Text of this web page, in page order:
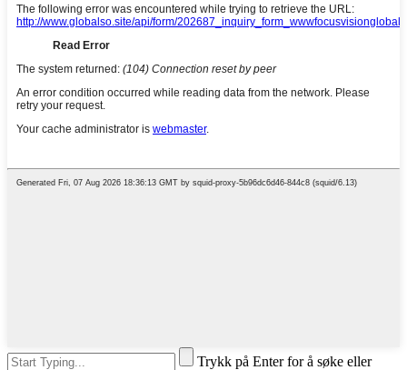
Trykk på Enter for å søke eller